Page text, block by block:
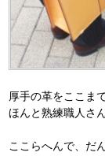
厚手の革をここま
ほんと熟練職人さ
ここらへんで、だ